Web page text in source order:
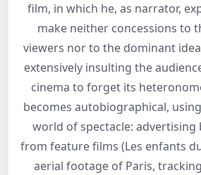
film, in which he, as narrator,
make neither concessions to
viewers nor to the dominant
extensively insulting the
cinema to forget its
becomes autobiographical,
world of spectacle: advertising
from feature films (Les enfants
aerial footage of Paris,